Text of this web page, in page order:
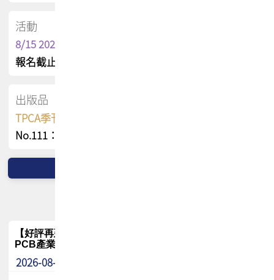
活動
8/15 2026 TPCA健康盃保齡球聯誼賽
報名截止日 : 8/3 活動日期 : 8/15
出版品
TPCA季刊 FREE 線上版
No.111：PCB全球風險布局與韌性
【好評再延長】PCB GPT 全面開放體驗延長到8月!!
PCB產業專屬 AI 知識平台
2026-08-04